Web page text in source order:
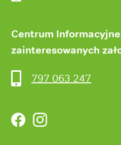
Centrum
zainteresowanych
797 063 247
FacebookInstagram